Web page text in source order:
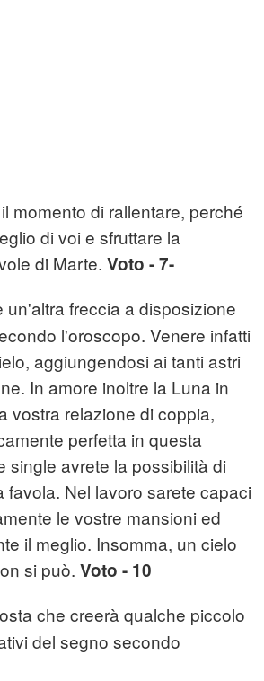
momento di rallentare, perché
di voi e sfruttare la
di Marte. Voto - 7-
un'altra freccia a disposizione
l'oroscopo. Venere infatti
aggiungendosi ai tanti astri
In amore inoltre la Luna in
vostra relazione di coppia,
perfetta in questa
single avrete la possibilità di
favola. Nel lavoro sarete capaci
le vostre mansioni ed
il meglio. Insomma, un cielo
si può. Voto - 10
che creerà qualche piccolo
del segno secondo